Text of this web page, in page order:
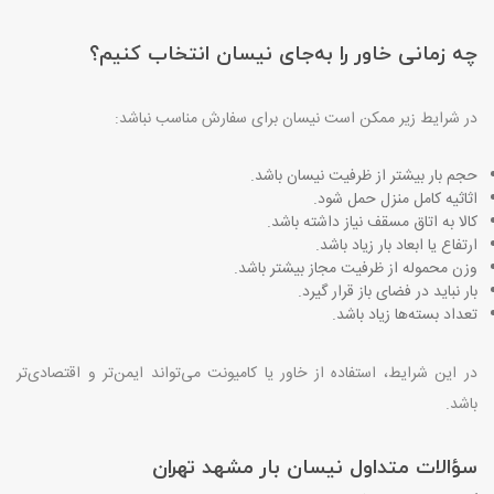
چه زمانی خاور را به‌جای نیسان انتخاب کنیم؟
در شرایط زیر ممکن است نیسان برای سفارش مناسب نباشد:
حجم بار بیشتر از ظرفیت نیسان باشد.
اثاثیه کامل منزل حمل شود.
کالا به اتاق مسقف نیاز داشته باشد.
ارتفاع یا ابعاد بار زیاد باشد.
وزن محموله از ظرفیت مجاز بیشتر باشد.
بار نباید در فضای باز قرار گیرد.
تعداد بسته‌ها زیاد باشد.
در این شرایط، استفاده از خاور یا کامیونت می‌تواند ایمن‌تر و اقتصادی‌تر
باشد.
سؤالات متداول نیسان بار مشهد تهران